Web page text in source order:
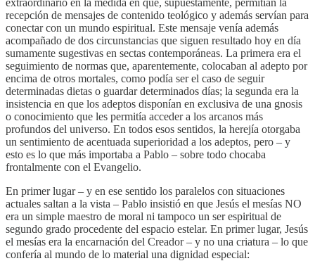
recepción de mensajes de contenido teológico y además servían para
conectar con un mundo espiritual. Este mensaje venía además
acompañado de dos circunstancias que siguen resultado hoy en día
sumamente sugestivas en sectas contemporáneas. La primera era el
seguimiento de normas que, aparentemente, colocaban al adepto por
encima de otros mortales, como podía ser el caso de seguir
determinadas dietas o guardar determinados días; la segunda era la
insistencia en que los adeptos disponían en exclusiva de una gnosis
o conocimiento que les permitía acceder a los arcanos más
profundos del universo. En todos esos sentidos, la herejía otorgaba
un sentimiento de acentuada superioridad a los adeptos, pero – y
esto es lo que más importaba a Pablo – sobre todo chocaba
frontalmente con el Evangelio.
En primer lugar – y en ese sentido los paralelos con situaciones
actuales saltan a la vista – Pablo insistió en que Jesús el mesías NO
era un simple maestro de moral ni tampoco un ser espiritual de
segundo grado procedente del espacio estelar. En primer lugar, Jesús
el mesías era la encarnación del Creador – y no una criatura – lo que
confería al mundo de lo material una dignidad especial: